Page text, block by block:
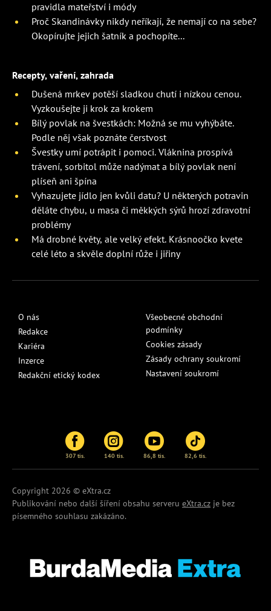
pravidla mateřství i módy
Proč Skandinávky nikdy neříkají, že nemají co na sebe?
Okopírujte jejich šatník a pochopíte...
Recepty, vaření, zahrada
Dušená mrkev potěší sladkou chutí i nízkou cenou.
Vyzkoušejte ji krok za krokem
Bílý povlak na švestkách: Možná se mu vyhýbáte.
Podle něj však poznáte čerstvost
Švestky umí potrápit i pomoci. Vláknina prospívá
trávení, sorbitol může nadýmat a bílý povlak není
plíseň ani špína
Vyhazujete jídlo jen kvůli datu? U některých potravin
děláte chybu, u masa či měkkých sýrů hrozí zdravotní
problémy
Má drobné květy, ale velký efekt. Krásnoočko kvete
celé léto a skvěle doplní růže i jiřiny
O nás
Redakce
Kariéra
Inzerce
Redakční etický kodex
Všeobecné obchodní
podmínky
Cookies zásady
Zásady ochrany soukromí
Nastavení soukromí
307 tis. 140 tis. 86,8 tis. 82,6 tis.
Copyright 2026 © eXtra.cz
Publikování nebo další šíření obsahu serveru eXtra.cz je bez
písemného souhlasu zakázáno.